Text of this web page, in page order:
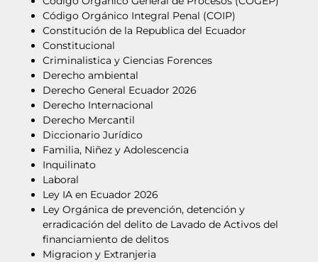
Código Orgánico Integral Penal (COIP)
Constitución de la Republica del Ecuador
Constitucional
Criminalistica y Ciencias Forences
Derecho ambiental
Derecho General Ecuador 2026
Derecho Internacional
Derecho Mercantil
Diccionario Jurídico
Familia, Niñez y Adolescencia
Inquilinato
Laboral
Ley IA en Ecuador 2026
Ley Orgánica de prevención, detención y
erradicación del delito de Lavado de Activos del
financiamiento de delitos
Migracion y Extranjeria